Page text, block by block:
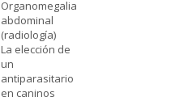
Organomegalia
abdominal
(radiología)
La elección de
un
antiparasitario
en caninos